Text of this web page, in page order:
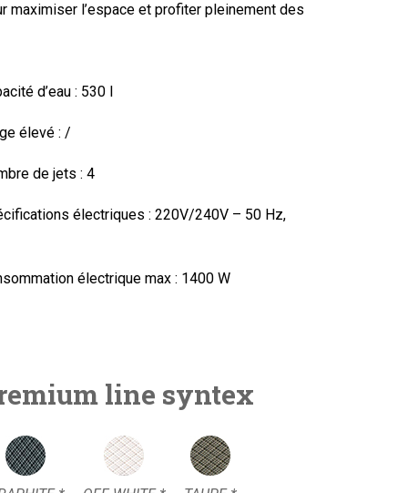
maximiser l’espace et profiter pleinement des
d’eau : 530 l
élevé : /
de jets : 4
électriques : 220V/240V – 50 Hz,
électrique max : 1400 W
line syntex